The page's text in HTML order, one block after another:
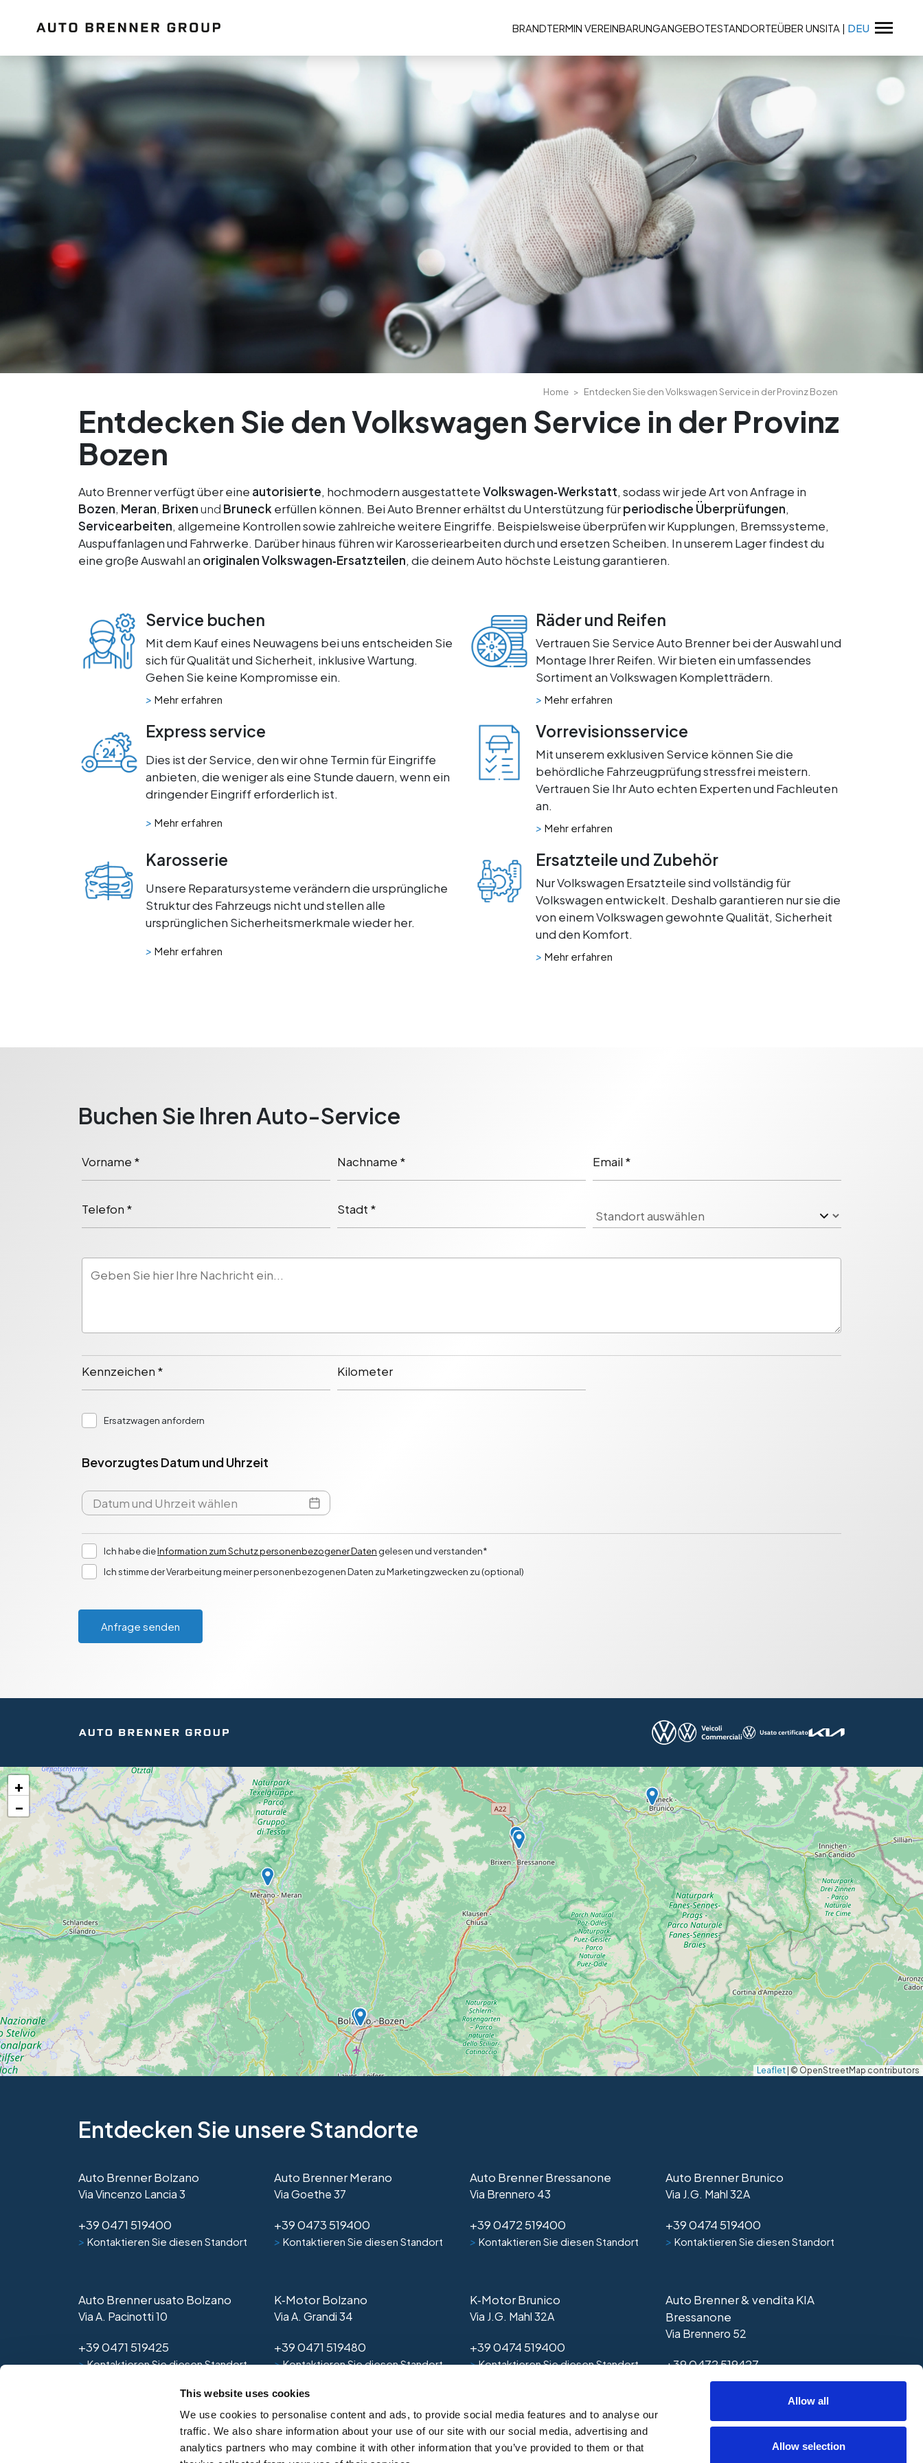
This website uses cookies
We use cookies to personalise content and ads, to provide social media features and to analyse our
traffic. We also share information about your use of our site with our social media, advertising and
analytics partners who may combine it with other information that you’ve provided to them or that
Allow all
Allow selection
BRANDTERMIN VEREINBARUNGANGEBOTESTANDORTEÜBER UNSITA | DEU
Home Entdecken Sie den Volkswagen Service in der Provinz Bozen
Entdecken Sie den Volkswagen Service in der Provinz
Bozen
Auto Brenner verfügt über eine autorisierte, hochmodern ausgestatteteVolkswagen‑Werkstatt, sodass wir jede Art von Anfrage in
Bozen, Meran, Brixenund Bruneck erfüllen können. Bei Auto Brenner erhältst du Unterstützung fürperiodische Überprüfungen,
Servicearbeiten, allgemeine Kontrollen sowie zahlreiche weitere Eingriffe. Beispielsweise überprüfen wir Kupplungen, Bremssysteme,
Auspuffanlagen und Fahrwerke. Darüber hinaus führen wir Karosseriearbeiten durch und ersetzen Scheiben. In unserem Lager findest du
eine große Auswahl an originalen Volkswagen‑Ersatzteilen, die deinem Auto höchste Leistung garantieren.
Service buchen
Mit dem Kauf eines Neuwagens bei uns entscheiden Sie
sich für Qualität und Sicherheit, inklusive Wartung.
Gehen Sie keine Kompromisse ein.
> Mehr erfahren
Räder und Reifen
Vertrauen Sie Service Auto Brenner bei der Auswahl und
Montage Ihrer Reifen. Wir bieten ein umfassendes
Sortiment an Volkswagen Kompletträdern.
> Mehr erfahren
Express service
Dies ist der Service, den wir ohne Termin für Eingriffe
anbieten, die weniger als eine Stunde dauern, wenn ein
dringender Eingriff erforderlich ist.
> Mehr erfahren
Vorrevisionsservice
Mit unserem exklusiven Service können Sie die
behördliche Fahrzeugprüfung stressfrei meistern.
Vertrauen Sie Ihr Auto echten Experten und Fachleuten
an.
> Mehr erfahren
Karosserie
Unsere Reparatursysteme verändern die ursprüngliche
Struktur des Fahrzeugs nicht und stellen alle
ursprünglichen Sicherheitsmerkmale wieder her.
> Mehr erfahren
Ersatzteile und Zubehör
Nur Volkswagen Ersatzteile sind vollständig für
Volkswagen entwickelt. Deshalb garantieren nur sie die
von einem Volkswagen gewohnte Qualität, Sicherheit
und den Komfort.
> Mehr erfahren
Buchen Sie Ihren Auto-Service
Vorname * Nachname * Email *
Telefon * Stadt *
Kennzeichen * Kilometer
Ersatzwagen anfordern
Bevorzugtes Datum und Uhrzeit
Ich habe dieInformation zum Schutz personenbezogener Daten gelesen und verstanden*
Ich stimme der Verarbeitung meiner personenbezogenen Daten zu Marketingzwecken zu (optional)
Anfrage senden
+
−
Leaflet © OpenStreetMap contributors
Entdecken Sie unsere Standorte
Auto Brenner Bolzano
Via Vincenzo Lancia 3
+39 0471 519400
> Kontaktieren Sie diesen Standort
Auto Brenner Merano
Via Goethe 37
+39 0473 519400
> Kontaktieren Sie diesen Standort
Auto Brenner Bressanone
Via Brennero 43
+39 0472 519400
> Kontaktieren Sie diesen Standort
Auto Brenner Brunico
Via J.G. Mahl 32A
+39 0474 519400
> Kontaktieren Sie diesen Standort
Auto Brenner usato Bolzano
Via A. Pacinotti 10
+39 0471 519425
>Kontaktieren Sie diesen Standort
K‑Motor Bolzano
Via A. Grandi 34
+39 0471 519480
>Kontaktieren Sie diesen Standort
K‑Motor Brunico
Via J.G. Mahl 32A
+39 0474 519400
>Kontaktieren Sie diesen Standort
Auto Brenner & vendita KIA
Bressanone
Via Brennero 52
+39 0472 519427
Kontaktieren Sie diesen Standort